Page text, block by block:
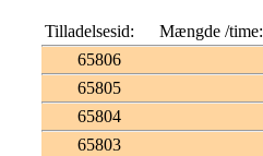
Tilladelsesid: Mængde /time:
65806
65805
65804
65803